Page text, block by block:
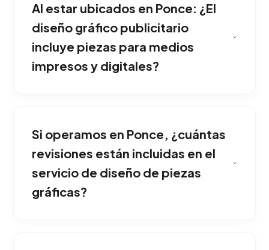
Al estar ubicados en Ponce: ¿El
diseño gráfico publicitario
incluye piezas para medios
impresos y digitales?
comunicadores visuales expertos que
estructuran jerarquías de lectura para
persuadir al usuario a tomar una acción
comercial. Nuestro equipo implementa esta
solución adaptada exclusivamente al mercado
Si operamos en Ponce, ¿cuántas
revisiones están incluidas en el
servicio de diseño de piezas
gráficas?